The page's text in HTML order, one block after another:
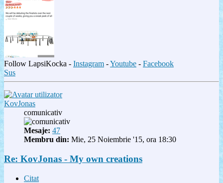
Follow LapsiKocka - Instagram -Youtube - Facebook
Sus
KovJonas
comunicativ
Mesaje: 47
Membru din: Mie, 25 Noiembrie '15, ora 18:30
Re: KovJonas - My own creations
Citat